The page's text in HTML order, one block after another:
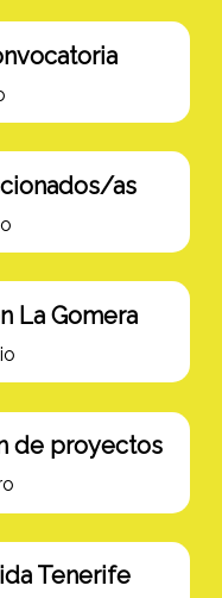
as
La Gomera
de proyectos
Tenerife